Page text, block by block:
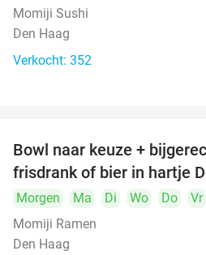
Momiji Sushi
Den Haag
Verkocht: 352
Bowl naar keuze +
frisdrank of bier in hartje
Morgen Ma Di Wo Do
Vr
Momiji Ramen
Den Haag